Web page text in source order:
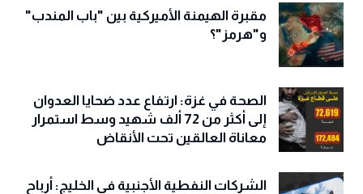
مقبرة الهيمنة الأميركية بين "باب المندب"
و"هرمز"؟
الصحة في غزة: ارتفاع عدد ضحايا العدوان
إلى أكثر من 72 ألف شهيد وسط استمرار
معاناة العالقين تحت الأنقاض
الشركات النفطية الأجنبية في الخليج: أرباح